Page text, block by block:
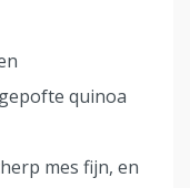
quinoa
mes fijn, en